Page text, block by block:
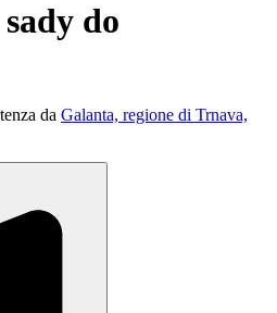
do
da Galanta, regione di Trnava,